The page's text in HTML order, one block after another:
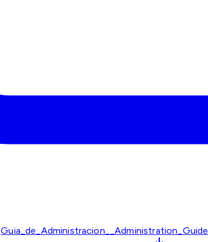
Guia_de_Administracion__Administration_Guide_